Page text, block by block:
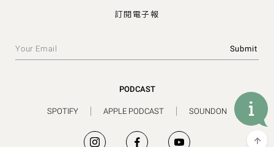
訂閱電子報
PODCAST
SPOTIFY SOUNDON
APPLE PODCAST